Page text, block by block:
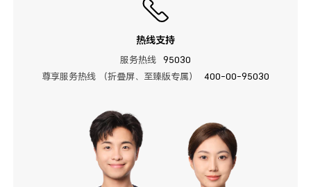
热线支持
服务热线
95030
尊享服务热线 （折叠屏、至臻版专属）
400-00-95030